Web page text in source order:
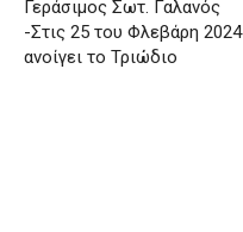
Γεράσιμος Σωτ. Γαλανός
-Στις 25 του Φλεβάρη 2024
ανοίγει το Τριώδιο